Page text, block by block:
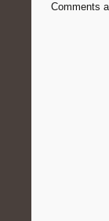
Comments